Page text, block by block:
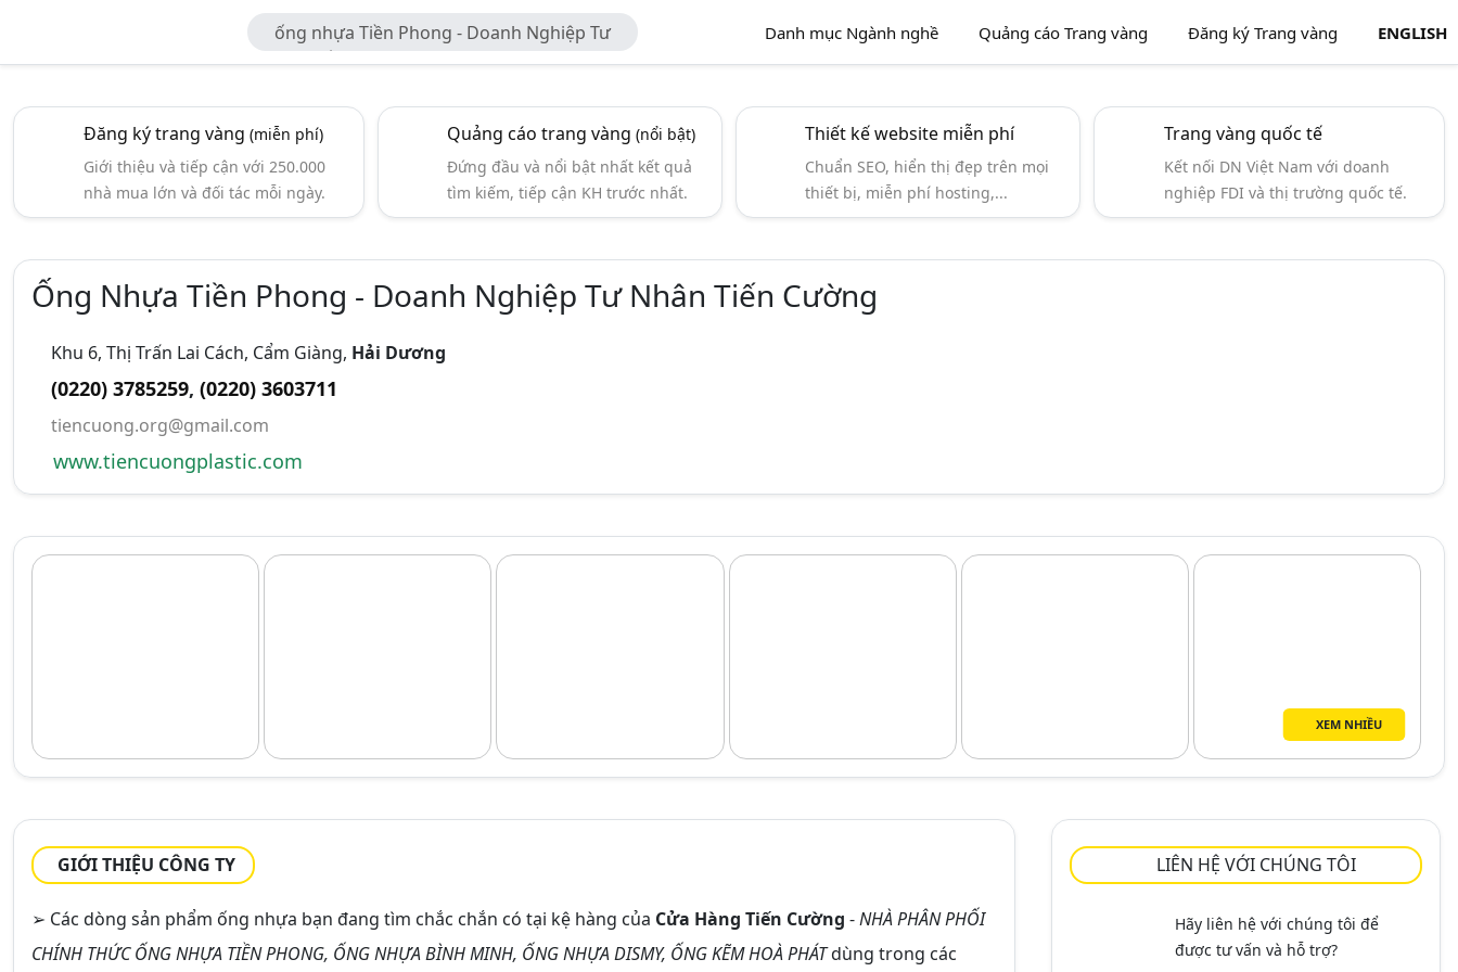
ống nhựa Tiền Phong - Doanh Nghiệp Tư
Nhân Tiến Cường
Danh mục Ngành nghề Quảng cáo Trang vàng Đăng ký Trang vàng ENGLISH
Đăng ký trang vàng (miễn phí)
Giới thiệu và tiếp cận với 250.000
nhà mua lớn và đối tác mỗi ngày.
Quảng cáo trang vàng(nổi bật)
Đứng đầu và nổi bật nhất kết quả
tìm kiếm, tiếp cận KH trước nhất.
Thiết kế website miễn phí
Chuẩn SEO, hiển thị đẹp trên mọi
thiết bị, miễn phí hosting,...
Trang vàng quốc tế
Kết nối DN Việt Nam với doanh
nghiệp FDI và thị trường quốc tế.
Ống Nhựa Tiền Phong - Doanh Nghiệp Tư Nhân Tiến Cường
Khu 6, Thị Trấn Lai Cách, Cẩm Giàng, Hải Dương
(0220) 3785259, (0220) 3603711
tiencuong.org@gmail.com
www.tiencuongplastic.com
XEM NHIỀU
GIỚI THIỆU CÔNG TY
➢ Các dòng sản phẩm ống nhựa bạn đang tìm chắc chắn có tại kệ hàng của Cửa Hàng Tiến Cường -NHÀ PHÂN PHỐI
CHÍNH THỨC ỐNG NHỰA TIỀN PHONG, ỐNG NHỰA BÌNH MINH, ỐNG NHỰA DISMY, ỐNG KẼM HOÀ PHÁTdùng trong các
LIÊN HỆ VỚI CHÚNG TÔI
Hãy liên hệ với chúng tôi để
được tư vấn và hỗ trợ?